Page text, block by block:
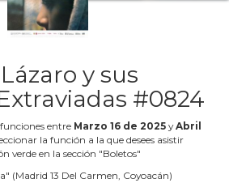
y sus
#0824
entre Marzo 16 de 2025 yAbril
la función a la que desees asistir
verde en la sección "Boletos"
" (Madrid 13 Del Carmen, Coyoacán)